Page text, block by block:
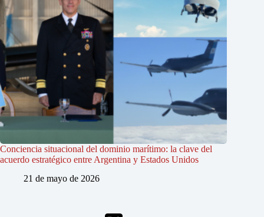
Conciencia situacional del dominio marítimo: la clave del
acuerdo estratégico entre Argentina y Estados Unidos
21 de mayo de 2026